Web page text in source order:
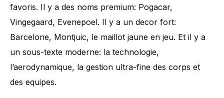
favoris. Il y a des noms premium: Pogacar,
Vingegaard, Evenepoel. Il y a un decor fort:
Barcelone, Montjuic, le maillot jaune en jeu. Et il y a
un sous-texte moderne: la technologie,
l’aerodynamique, la gestion ultra-fine des corps et
des equipes.